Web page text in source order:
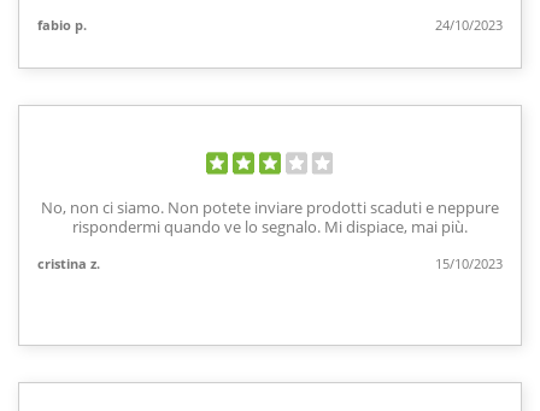
fabio p. 24/10/2023
No, non ci siamo. Non potete inviare prodotti scaduti e neppure
rispondermi quando ve lo segnalo. Mi dispiace, mai più.
cristina z. 15/10/2023